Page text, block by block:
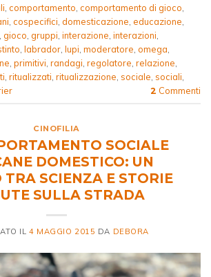
comportamento comportamento di gioco
cospecifici domesticazione educazione
gioco gruppi interazione interazioni
labrador lupi moderatore omega
primitivi randagi regolatore relazione
ritualizzati ritualizzazione sociale sociali
2 Commenti
CINOFILIA
SOCIALE
DOMESTICO: UN
TRA SCIENZA E STORIE
SULLA STRADA
IL 4 MAGGIO 2015 DA DEBORA